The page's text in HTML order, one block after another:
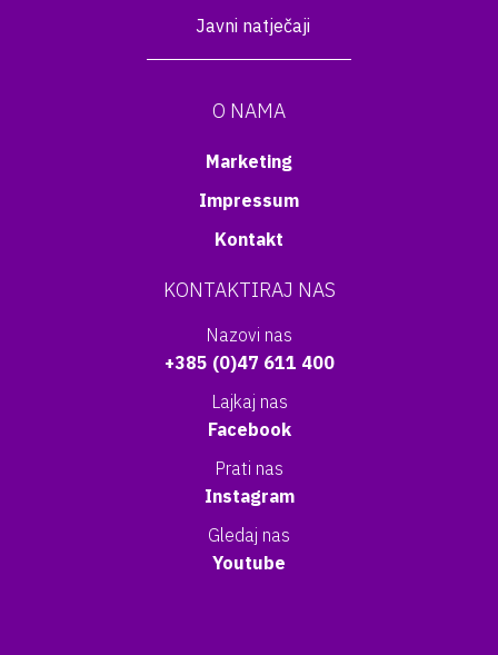
Javni natječaji
O NAMA
Marketing
Impressum
Kontakt
KONTAKTIRAJ NAS
Nazovi nas
+385 (0)47 611 400
Lajkaj nas
Facebook
Prati nas
Instagram
Gledaj nas
Youtube